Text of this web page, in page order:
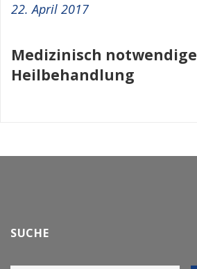
22. April 2017
Medizinisch notwendige
Heilbehandlung
SUCHE